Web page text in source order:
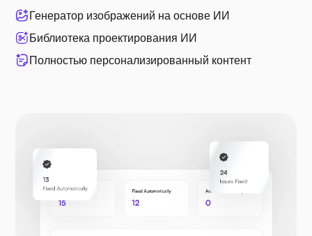
Генератор изображений на основе ИИ
Библиотека проектирования ИИ
Полностью персонализированный контент